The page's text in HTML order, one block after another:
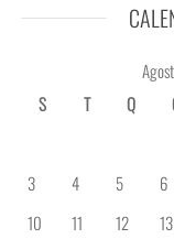
S
T Q
3
4 5 6
10
11 12 13